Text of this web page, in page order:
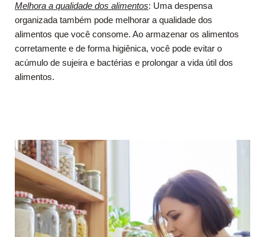
Melhora a qualidade dos alimentos: Uma despensa
organizada também pode melhorar a qualidade dos
alimentos que você consome. Ao armazenar os alimentos
corretamente e de forma higiênica, você pode evitar o
acúmulo de sujeira e bactérias e prolongar a vida útil dos
alimentos.